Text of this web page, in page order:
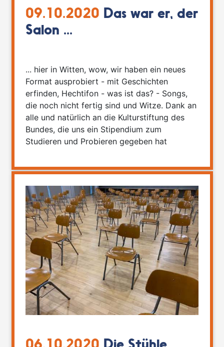
09.10.2020 Das war er, der
Salon ...
... hier in Witten, wow, wir haben ein neues
Format ausprobiert - mit Geschichten
erfinden, Hechtifon - was ist das? - Songs,
die noch nicht fertig sind und Witze. Dank an
alle und natürlich an die Kulturstiftung des
Bundes, die uns ein Stipendium zum
Studieren und Probieren gegeben hat